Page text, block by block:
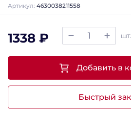
Артикул: 4630038211558
1338 ₽ шт.
Быстрый
Добавить в